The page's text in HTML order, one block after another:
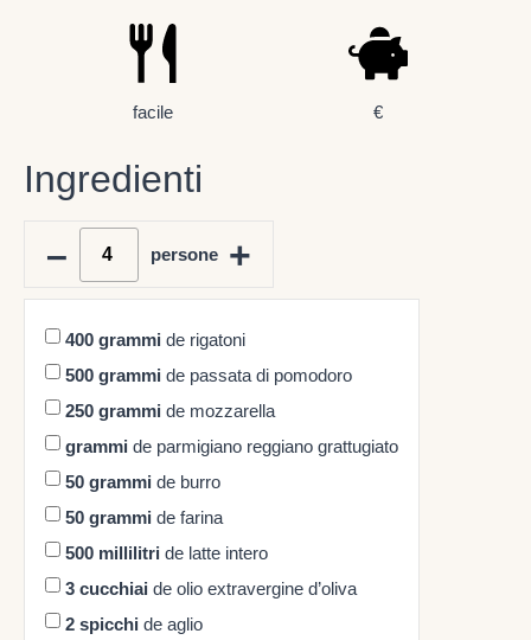
facile €
Ingredienti
–
persone +
400 grammi de rigatoni
500 grammi de passata di pomodoro
250 grammi de mozzarella
grammi de parmigiano reggiano grattugiato
50 grammi de burro
50 grammi de farina
500 millilitri de latte intero
3 cucchiai de olio extravergine d’oliva
2 spicchi de aglio